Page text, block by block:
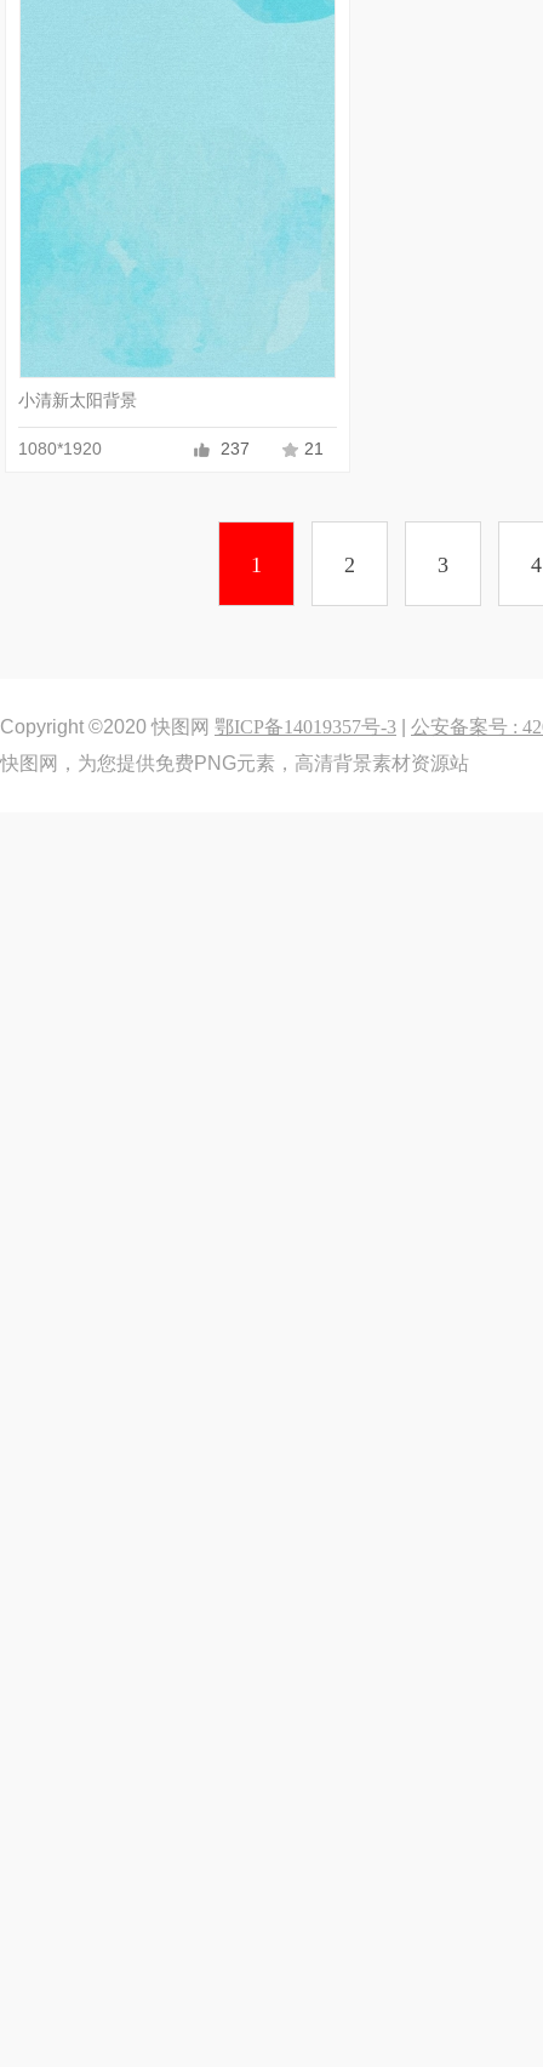
小清新太阳背景
1080*1920 237 21
1 2 3 4
Copyright ©2020 快图网 鄂ICP备14019357号-3
公安备案号 :
快图网，为您提供免费PNG元素，高清背景素材资源站